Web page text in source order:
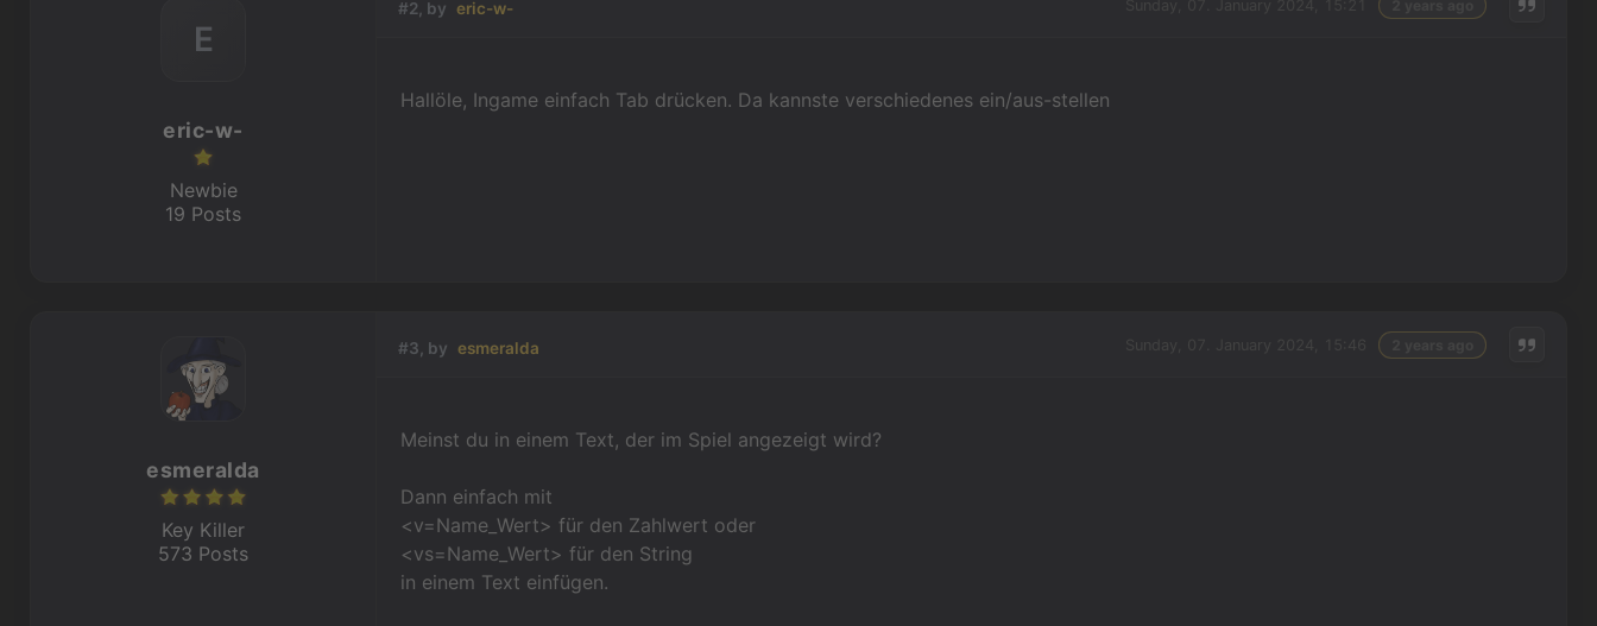
#2, by eric-w-
Hallöle, Ingame einfach Tab drücken. Da kannste verschiedenes ein/aus-stellen
E
eric-w-
Newbie
19 Posts
#3, by esmeralda
Meinst du in einem Text, der im Spiel angezeigt wird?
Dann einfach mit
<v=Name_Wert> für den Zahlwert oder
<vs=Name_Wert> für den String
in einem Text einfügen.
esmeralda
Key Killer
573 Posts